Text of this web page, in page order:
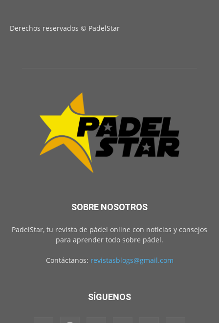
Derechos reservados © PadelStar
SOBRE NOSOTROS
PadelStar, tu revista de pádel online con noticias y consejos
para aprender todo sobre pádel.
Contáctanos: revistasblogs@gmail.com
SÍGUENOS